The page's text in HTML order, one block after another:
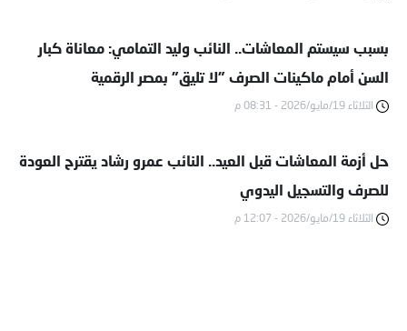
بسبب سيستم المعاشات.. النائب وليد التمامي: معاناة كبار
السن أمام ماكينات الصرف "لا تليق" بمصر الرقمية
الثلاثاء 19/مايو/2026 - 08:31 م
حل أزمة المعاشات قبل العيد.. النائب عمرو رشاد يقترح العودة
للصرف والتسجيل اليدوي
الثلاثاء 19/مايو/2026 - 12:07 م